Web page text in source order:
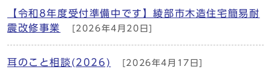
【令和8年度受付準備中です】綾部市木造住宅簡易耐
震改修事業
[2026年4月20日]
耳のこと相談(2026) [2026年4月17日]